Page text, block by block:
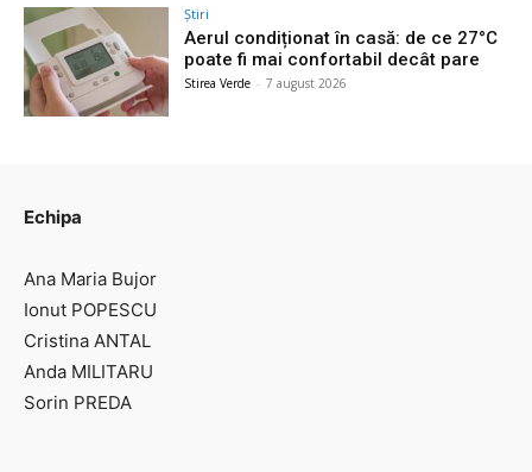
Știri
Aerul condiționat în casă: de ce 27°C
poate fi mai confortabil decât pare
Stirea Verde - 7 august 2026
Echipa
Ana Maria Bujor
Ionut POPESCU
Cristina ANTAL
Anda MILITARU
Sorin PREDA